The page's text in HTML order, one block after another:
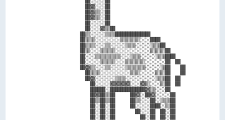
                  ██▓▓░░░░██
                  ██▓▓▒▒░░██
                  ██▓▓▒▒░░██
                  ██░░░░░░██
                  ██░░░░▓▓▒▒██
                ██▒▒░░░░░░▒▒▒▒██████████████
                ██▒▒▒▒░░░░░░░░░░▒▒▒▒▒▒▒▒░░░░████
                ██▒▒▒▒░░░░▒▒░░░░░░▒▒▒▒░░░░░░▒▒▒▒██
                ██▒▒░░░░▒▒▒▒▒▒░░░░░░░░░░░░░░▒▒▒▒▒▒██
                ██░░░░▒▒▒▒▒▒▒▒▒▒░░░░▒▒▒▒░░░░░░▒▒▒▒████
                ██░░░░░░▒▒▒▒▒▒░░░░▒▒▒▒▒▒▒▒░░░░░░░░██  ██
                ██▓▓▒▒░░░░▒▒░░░░░░▒▒▒▒▒▒▒▒░░░░░░▒▒██    ██
                  ██▒▒▒▒░░░░░░░░░░░░▒▒▒▒░░░░░░▒▒▒▒██    ██
                  ██▓▓░░░░░░░░▒▒▒▒░░░░░░░░░░░░▒▒▒▒██  ██
                    ██░░░░░░▓▓▓▓▓▓▓▓░░░░▓▓▒▒░░░░▒▒██  ██
                    ██████░░██████████████▓▓▒▒░░░░██
                    ██▓▓██▒▒██      ██▓▓░░██▓▓░░░░░░██
                    ██▒▒██▒▒██      ██▒▒░░░░██░░▒▒▒▒██
                    ██░░██░░██      ██░░░░░░████░░▒▒██
                    ██░░██░░██        ██░░░░██  ██░░██
                    ██░░██░░██          ██░░██  ██░░██